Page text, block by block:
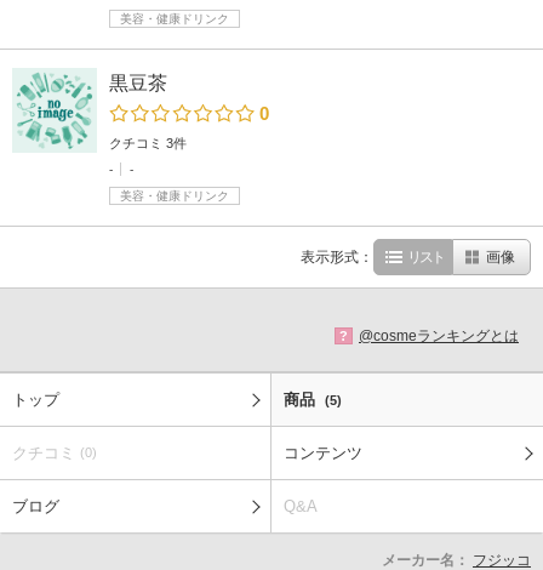
美容・健康ドリンク
黒豆茶
0
クチコミ 3件
-
-
美容・健康ドリンク
表示形式： リスト 画像
? @cosmeランキングとは
トップ 商品 (5)
クチコミ (0) コンテンツ
ブログ Q&A
メーカー名： フジッコ